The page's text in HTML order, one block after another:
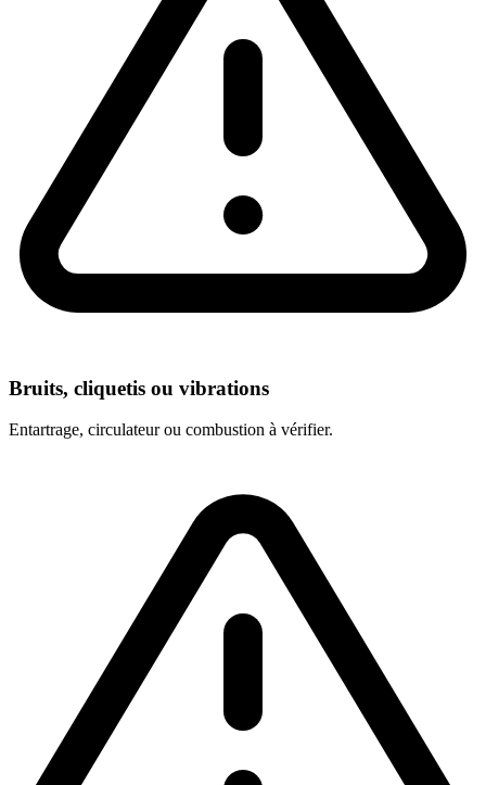
Bruits, cliquetis ou vibrations
Entartrage, circulateur ou combustion à vérifier.